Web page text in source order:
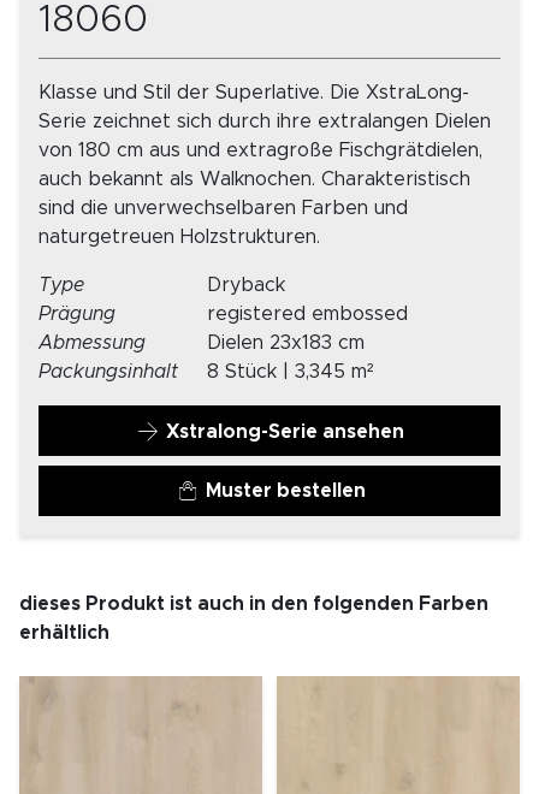
18060
Klasse und Stil der Superlative. Die XstraLong-
Serie zeichnet sich durch ihre extralangen Dielen
von 180 cm aus und extragroße Fischgrätdielen,
auch bekannt als Walknochen. Charakteristisch
sind die unverwechselbaren Farben und
naturgetreuen Holzstrukturen.
Type
Dryback
Prägung
registered embossed
Abmessung
Dielen 23x183 cm
Packungsinhalt
8 Stück | 3,345 m²
Xstralong-Serie ansehen
Muster bestellen
dieses Produkt ist auch in den folgenden Farben
erhältlich